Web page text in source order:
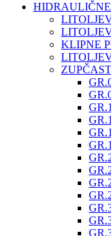
HIDRAULIČNE
KLIPNE